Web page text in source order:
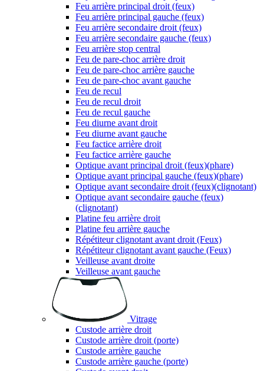
Feu arrière principal droit (feux)
Feu arrière principal gauche (feux)
Feu arrière secondaire droit (feux)
Feu arrière secondaire gauche (feux)
Feu arrière stop central
Feu de pare-choc arrière droit
Feu de pare-choc arrière gauche
Feu de pare-choc avant gauche
Feu de recul
Feu de recul droit
Feu de recul gauche
Feu diurne avant droit
Feu diurne avant gauche
Feu factice arrière droit
Feu factice arrière gauche
Optique avant principal droit (feux)(phare)
Optique avant principal gauche (feux)(phare)
Optique avant secondaire droit (feux)(clignotant)
Optique avant secondaire gauche (feux)
(clignotant)
Platine feu arrière droit
Platine feu arrière gauche
Répétiteur clignotant avant droit (Feux)
Répétiteur clignotant avant gauche (Feux)
Veilleuse avant droite
Veilleuse avant gauche
Vitrage
Custode arrière droit
Custode arrière droit (porte)
Custode arrière gauche
Custode arrière gauche (porte)